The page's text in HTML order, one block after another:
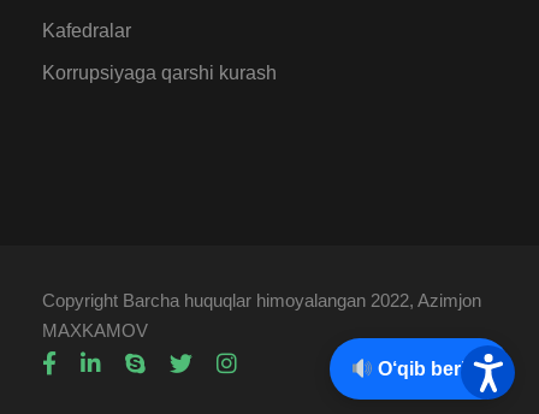
Kafedralar
Korrupsiyaga qarshi kurash
Copyright Barcha huquqlar himoyalangan 2022, Azimjon
MAXKAMOV
O‘qib berish